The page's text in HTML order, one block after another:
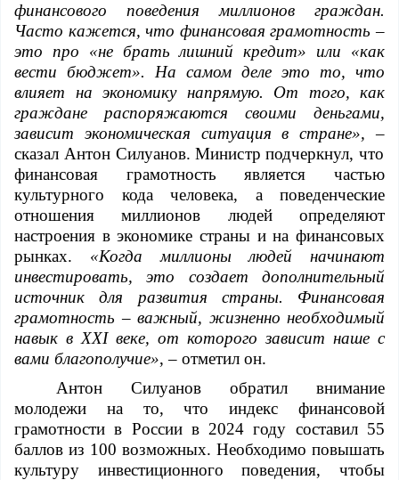
финансового поведения миллионов граждан.
Часто кажется, что финансовая грамотность –
это про «не брать лишний кредит» или «как
вести бюджет». На самом деле это то, что
влияет на экономику напрямую. От того, как
граждане распоряжаются своими деньгами,
зависит экономическая ситуация в стране», –
сказал Антон Силуанов. Министр подчеркнул, что
финансовая грамотность является частью
культурного кода человека, а поведенческие
отношения миллионов людей определяют
настроения в экономике страны и на финансовых
рынках. «Когда миллионы людей начинают
инвестировать, это создает дополнительный
источник для развития страны. Финансовая
грамотность – важный, жизненно необходимый
навык в XXI веке, от которого зависит наше с
вами благополучие», – отметил он.
Антон Силуанов обратил внимание
молодежи на то, что индекс финансовой
грамотности в России в 2024 году составил 55
баллов из 100 возможных. Необходимо повышать
культуру инвестиционного поведения, чтобы